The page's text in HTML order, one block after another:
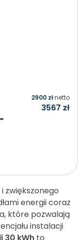
3567 zł
2900 złnetto
zwiększonego
energii coraz
które pozwalają
instalacji
30 kWh to